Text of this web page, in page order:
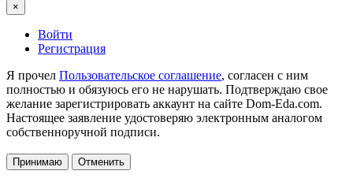
×
Войти
Регистрация
Я прочел Пользовательское соглашение, согласен с ним
полностью и обязуюсь его не нарушать. Подтверждаю свое
желание зарегистрировать аккаунт на сайте Dom-Eda.com.
Настоящее заявление удостоверяю электронным аналогом
собственноручной подписи.
Принимаю Отменить